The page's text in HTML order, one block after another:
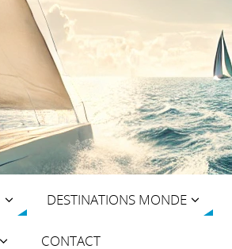
DESTINATIONS MONDE
CONTACT